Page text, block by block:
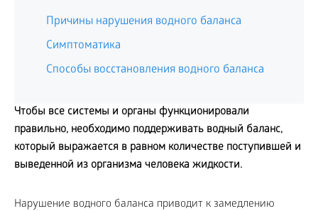
Причины нарушения водного баланса
Симптоматика
Способы восстановления водного баланса
Чтобы все системы и органы функционировали
правильно, необходимо поддерживать водный баланс,
который выражается в равном количестве поступившей и
выведенной из организма человека жидкости.
Нарушение водного баланса приводит к замедлению